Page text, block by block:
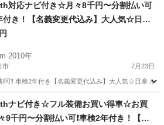
対応ナビ付き☆月々8千円〜分割払い可
付き！【名義変更代込み】大人気☆日産
イウェイスター☆Bluetooth対応ナビ
中DVD見れます☆ETC付き☆電動スラ
☆ドラレコ付き☆スマートキー☆フルオ
2010年
市 7月23日
可❗️ 車検2年付き【名義変更代込み】大人気☆日産
ナビ付き☆フル装備お買い得車☆お買
9千円〜分割払い可❗️車検2年付き！【名